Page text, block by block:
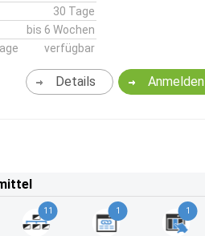
30 Tage
bis 6 Wochen
verfügbar
Anmelden
Details
11 1 1